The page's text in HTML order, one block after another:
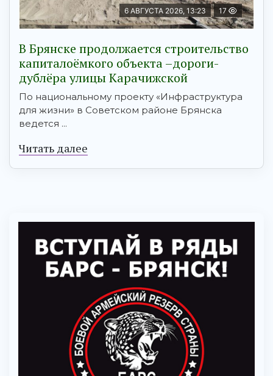
6 АВГУСТА 2026, 13:23 17
В Брянске продолжается строительство
капиталоёмкого объекта –дороги-
дублёра улицы Карачижской
По национальному проекту «Инфраструктура
для жизни» в Советском районе Брянска
ведется ...
Читать далее